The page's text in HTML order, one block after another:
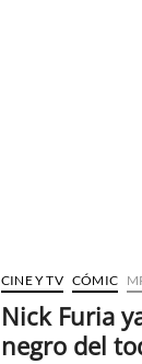
CINE Y TV CÓMIC
Nick Furia
negro del